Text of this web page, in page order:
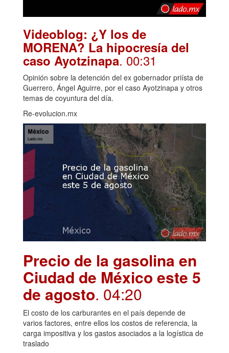
Videoblog: ¿Y los de
MORENA? La hipocresía del
caso Ayotzinapa. 00:31
Opinión sobre la detención del ex gobernador priísta de
Guerrero, Ángel Aguirre, por el caso Ayotzinapa y otros
temas de coyuntura del día.
Re-evolucion.mx
Precio de la gasolina en
Ciudad de México este 5
de agosto. 04:20
El costo de los carburantes en el país depende de
varios factores, entre ellos los costos de referencia, la
carga impositiva y los gastos asociados a la logística de
traslado